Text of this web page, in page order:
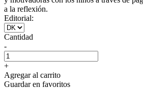
a la reflexión.
Editorial:
Cantidad
-
+
Agregar al carrito
Guardar en favoritos